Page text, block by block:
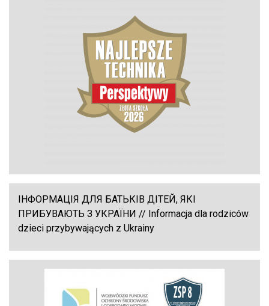
ІНФОРМАЦІЯ ДЛЯ БАТЬКІВ ДІТЕЙ, ЯКІ
ПРИБУВАЮТЬ З УКРАЇНИ // Informacja dla rodziców
dzieci przybywających z Ukrainy